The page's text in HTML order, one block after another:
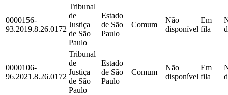
0000156-
93.2019.8.26.0172
Tribunal
de
Justiça
de São
Paulo
Estado
de São
Paulo
Comum
Não
disponível
Em
fila
0000106-
96.2021.8.26.0172
Tribunal
de
Justiça
de São
Paulo
Estado
de São
Paulo
Comum
Não
disponível
Em
fila